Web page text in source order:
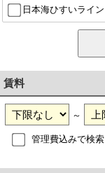
日本海ひすいライン
賃料
～
管理費込みで検索